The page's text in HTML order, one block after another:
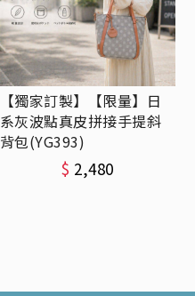
【獨家訂製】【限量】日
系灰波點真皮拼接手提斜
背包(YG393)
$ 2,480